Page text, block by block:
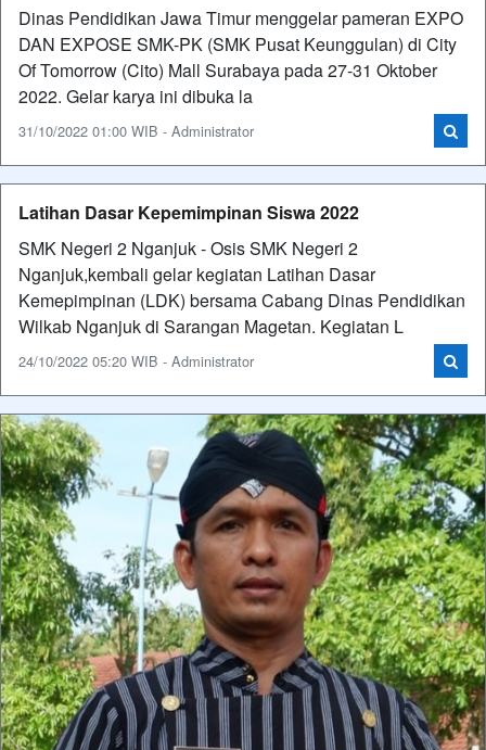
Dinas Pendidikan Jawa Timur menggelar pameran EXPO
DAN EXPOSE SMK-PK (SMK Pusat Keunggulan) di City
Of Tomorrow (Cito) Mall Surabaya pada 27-31 Oktober
2022. Gelar karya ini dibuka la
31/10/2022 01:00 WIB - Administrator
Latihan Dasar Kepemimpinan Siswa 2022
SMK Negeri 2 Nganjuk - Osis SMK Negeri 2
Nganjuk,kembali gelar kegiatan Latihan Dasar
Kemepimpinan (LDK) bersama Cabang Dinas Pendidikan
Wilkab Nganjuk di Sarangan Magetan. Kegiatan L
24/10/2022 05:20 WIB - Administrator